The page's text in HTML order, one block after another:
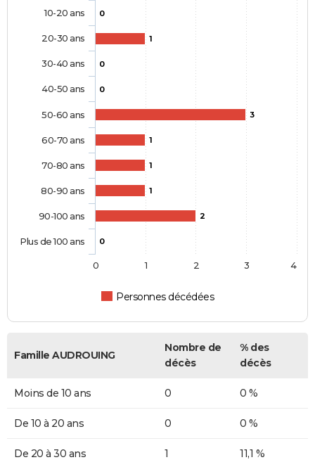
0
1
0
0
3
1
1
1
2
0
Personnes décédées
10-20 ans
20-30 ans
30-40 ans
40-50 ans
50-60 ans
60-70 ans
70-80 ans
80-90 ans
90-100 ans
Plus de 100 ans
0 1 2 3 4
Famille AUDROUING
Nombre de
décès
% des
décès
Moins de 10 ans 0 0 %
De 10 à 20 ans 0 0 %
De 20 à 30 ans 1 11,1 %